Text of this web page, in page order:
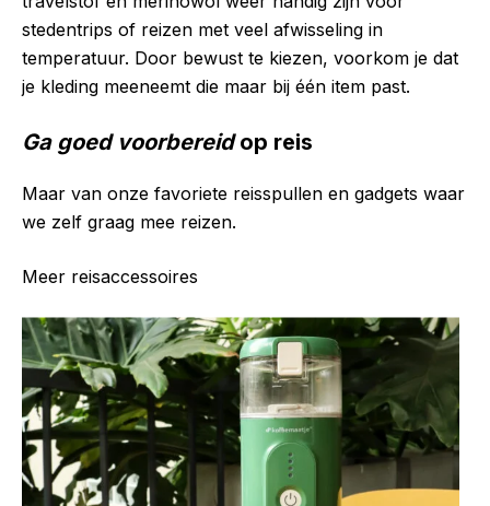
stedentrips of reizen met veel afwisseling in
temperatuur. Door bewust te kiezen, voorkom je dat
je kleding meeneemt die maar bij één item past.
Ga goed voorbereidop reis
Maar van onze favoriete reisspullen en gadgets waar
we zelf graag mee reizen.
Meer reisaccessoires